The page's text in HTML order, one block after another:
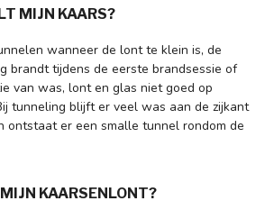
MIJN KAARS?
wanneer de lont te klein is, de
brandt tijdens de eerste brandsessie of
van was, lont en glas niet goed op
tunneling blijft er veel was aan de zijkant
ontstaat er een smalle tunnel rondom de
KAARSENLONT?